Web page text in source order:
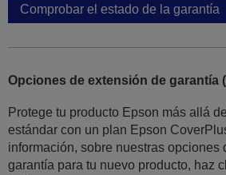
Comprobar el estado de la garantía
Opciones de extensión de garantía
Protege tu producto Epson más allá
estándar con un plan Epson
información, sobre nuestras opciones
garantía para tu nuevo producto, haz